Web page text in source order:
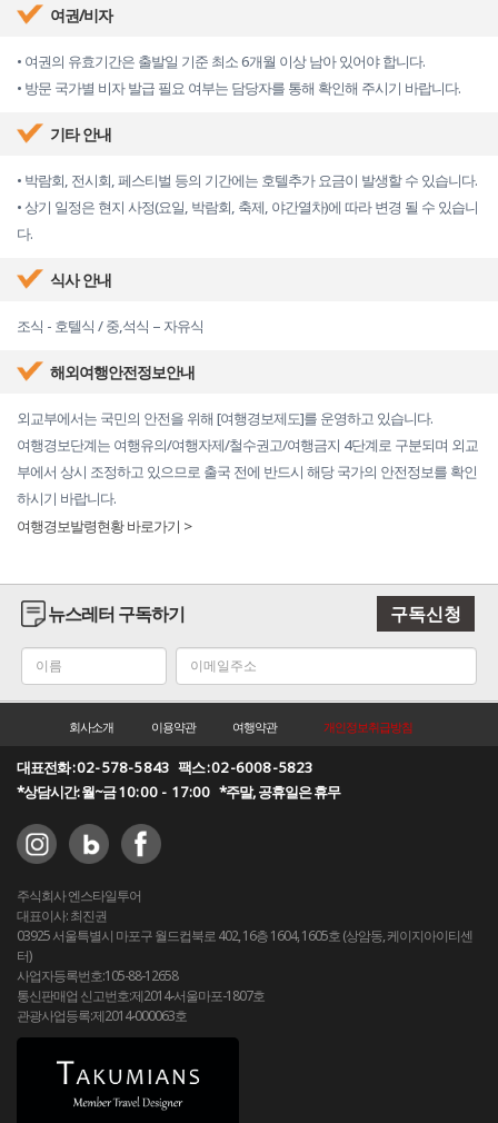
여권/비자
• 여권의 유효기간은 출발일 기준 최소 6개월 이상 남아 있어야 합니다.
• 방문 국가별 비자 발급 필요 여부는 담당자를 통해 확인해 주시기 바랍니다.
기타 안내
• 박람회, 전시회, 페스티벌 등의 기간에는 호텔추가 요금이 발생할 수 있습니다.
• 상기 일정은 현지 사정(요일, 박람회, 축제, 야간열차)에 따라 변경 될 수 있습니
다.
식사 안내
조식 - 호텔식 / 중,석식 – 자유식
해외여행안전정보안내
외교부에서는 국민의 안전을 위해 [여행경보제도]를 운영하고 있습니다.
여행경보단계는 여행유의/여행자제/철수권고/여행금지 4단계로 구분되며 외교
부에서 상시 조정하고 있으므로 출국 전에 반드시 해당 국가의 안전정보를 확인
하시기 바랍니다.
여행경보발령현황 바로가기 >
뉴스레터 구독하기 구독신청
회사소개 이용약관 여행약관 개인정보취급방침
대표전화 :02-578-5843 팩스 :02-6008-5823
*상담시간: 월~금10:00 - 17:00 *주말, 공휴일은 휴무
주식회사 엔스타일투어
대표이사: 최진권
03925 서울특별시 마포구 월드컵북로 402, 16층 1604, 1605호 (상암동, 케이지아이티센
터)
사업자등록번호:105-88-12658
통신판매업 신고번호:제2014-서울마포-1807호
관광사업등록:제2014-000063호